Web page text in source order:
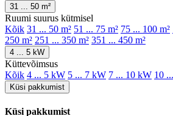
31 ... 50 m²
Ruumi suurus kütmisel
Kõik 31 ... 50 m² 51 ... 75 m² 75 ... 100 m²
250 m² 251 ... 350 m² 351 ... 450 m²
4 ... 5 kW
Küttevõimsus
Kõik 4 ... 5 kW 5 ... 7 kW 7 ... 10 kW 10
Küsi pakkumist
Küsi pakkumist